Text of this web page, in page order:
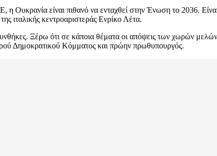
είναι πιθανό να ενταχθεί στην Ένωση το 2036.
ιταλικής κεντροαριστεράς Ενρίκο Λέτα.
Ξέρω ότι σε κάποια θέματα οι απόψεις των χωρών μελών
Δημοκρατικού Κόμματος και πρώην πρωθυπουργός.